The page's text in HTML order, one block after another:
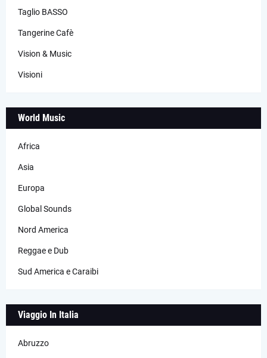
Taglio BASSO
Tangerine Cafè
Vision & Music
Visioni
World Music
Africa
Asia
Europa
Global Sounds
Nord America
Reggae e Dub
Sud America e Caraibi
Viaggio In Italia
Abruzzo